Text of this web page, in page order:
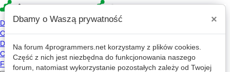
4p » Forum
Oceny i recenzje projektów
Dbamy o Waszą prywatność ×
Na forum 4programmers.net korzystamy z plików cookies.
Część z nich jest niezbędna do funkcjonowania naszego
forum, natomiast wykorzystanie pozostałych zależy od Twojej